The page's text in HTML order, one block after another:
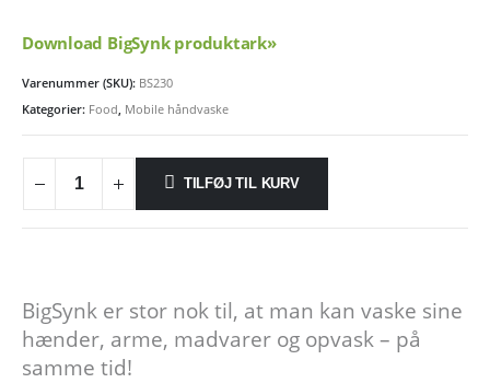
Download BigSynk produktark»
Varenummer (SKU): BS230
Kategorier: Food Mobile håndvaske
TILFØJ TIL KURV
BigSynk er stor nok til, at man kan vaske sine
hænder, arme, madvarer og opvask – på
samme tid!